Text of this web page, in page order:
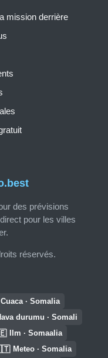
des prévisions
pour les villes
réservés.
mission derrière
Cuaca · Somalia
durumu · Somali
Ilm · Somaalia
Meteo · Somalia